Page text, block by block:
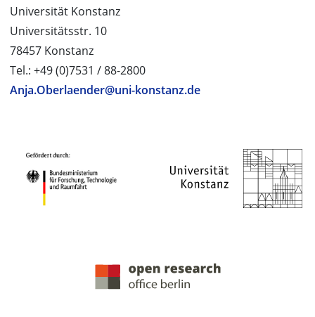
Universität Konstanz
Universitätsstr. 10
78457 Konstanz
Tel.: +49 (0)7531 / 88-2800
Anja.Oberlaender@uni-konstanz.de